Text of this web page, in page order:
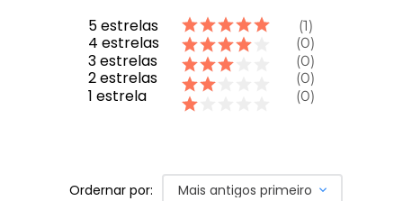
5estrelas
4 estrelas
3estrelas
2estrelas
1 estrela
1
0
0
0
0
Ordernar por: Mais antigos primeiro